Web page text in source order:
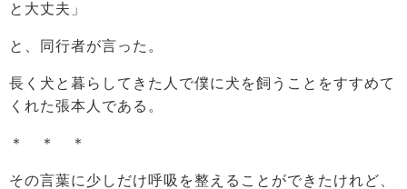
と大丈夫」
と、同行者が言った。
長く犬と暮らしてきた人で僕に犬を飼うことをすすめて
くれた張本人である。
＊ ＊ ＊
その言葉に少しだけ呼吸を整えることができたけれど、